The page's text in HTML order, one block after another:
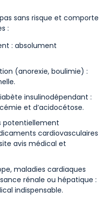
sans risque et comporte
:
: absolument
(anorexie, boulimie) :
insulinodépendant :
et d’acidocétose.
potentiellement
cardiovasculaires
avis médical et
maladies cardiaques
rénale ou hépatique :
indispensable.